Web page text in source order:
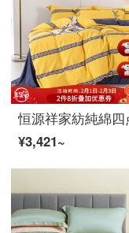
¥3,421~